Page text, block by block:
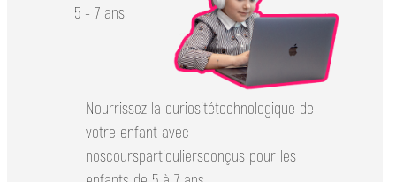
Nourrissez la curiositétechnologique de
votre enfant avec
noscoursparticuliersconçus pour les
5 - 7 ans